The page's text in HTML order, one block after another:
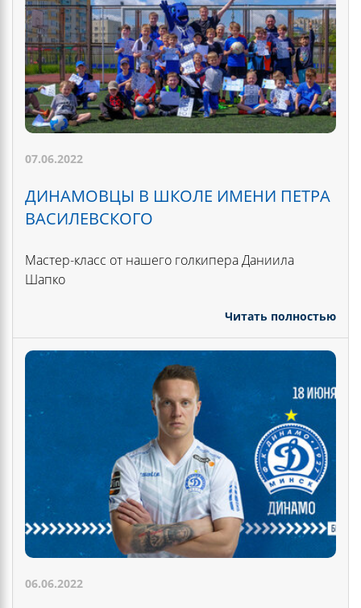
07.06.2022
ДИНАМОВЦЫ В ШКОЛЕ ИМЕНИ ПЕТРА
ВАСИЛЕВСКОГО
Мастер-класс от нашего голкипера Даниила
Шапко
Читать полностью
06.06.2022